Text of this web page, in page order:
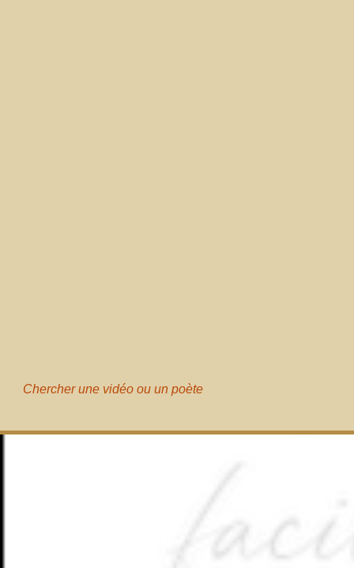
Chercher une vidéo ou un poète